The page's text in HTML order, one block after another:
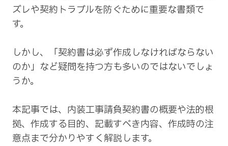
ズレや契約トラブルを防ぐために重要な書類で
す。
しかし、「契約書は必ず作成しなければならない
のか」など疑問を持つ方も多いのではないでしょ
うか。
本記事では、内装工事請負契約書の概要や法的根
拠、作成する目的、記載すべき内容、作成時の注
意点まで分かりやすく解説します。